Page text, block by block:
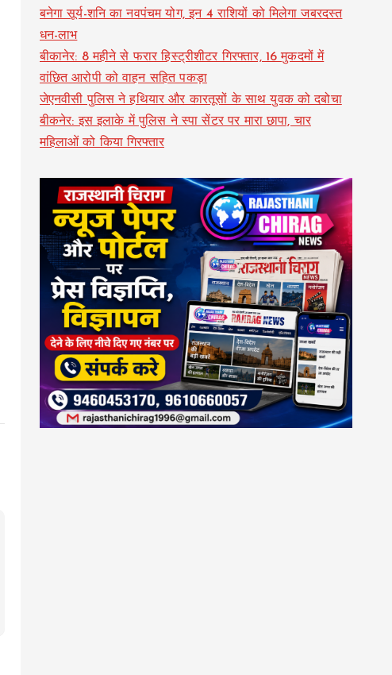
बनेगा सूर्य-शनि का नवपंचम योग, इन 4 राशियों को मिलेगा जबरदस्त
धन-लाभ
बीकानेर: 8 महीने से फरार हिस्ट्रीशीटर गिरफ्तार, 16 मुकदमों में
वांछित आरोपी को वाहन सहित पकड़ा
जेएनवीसी पुलिस ने हथियार और कारतूसों के साथ युवक को दबोचा
बीकनेर: इस इलाके में पुलिस ने स्पा सेंटर पर मारा छापा, चार
महिलाओं को किया गिरफ्तार